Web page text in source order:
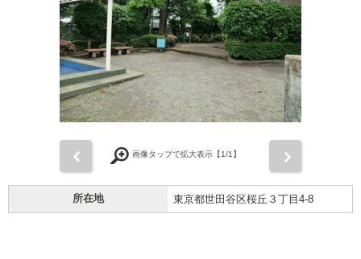
画像タップで拡大表示【1/1】
所在地 東京都世田谷区桜丘３丁目4-8